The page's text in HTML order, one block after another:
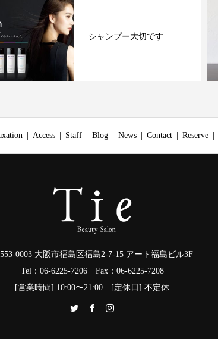
ミネコラ定期便復活
Access Staff Blog News Contact Reserve
0003 大阪市福島区福島2-7-15 アート福島ビル3F
Tel：06-6225-7206 Fax：06-6225-7208
[営業時間] 10:00〜21:00 [定休日] 不定休